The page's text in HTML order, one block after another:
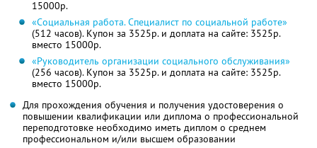
15000р.
«Социальная работа. Специалист по социальной работе»
(512 часов). Купон за 3525р. и доплата на сайте: 3525р.
вместо 15000р.
«Руководитель организации социального обслуживания»
(256 часов). Купон за 3525р. и доплата на сайте: 3525р.
вместо 15000р.
Для прохождения обучения и получения удостоверения о
повышении квалификации или диплома о профессиональной
переподготовке необходимо иметь диплом о среднем
профессиональном и/или высшем образовании